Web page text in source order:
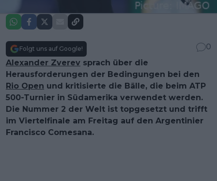
Folgt uns auf Google!
0
Alexander Zverev sprach über die
Herausforderungen der Bedingungen bei den
Rio Open und kritisierte die Bälle, die beim ATP
500-Turnier in Südamerika verwendet werden.
Die Nummer 2 der Welt ist topgesetzt und trifft
im Viertelfinale am Freitag auf den Argentinier
Francisco Comesana.